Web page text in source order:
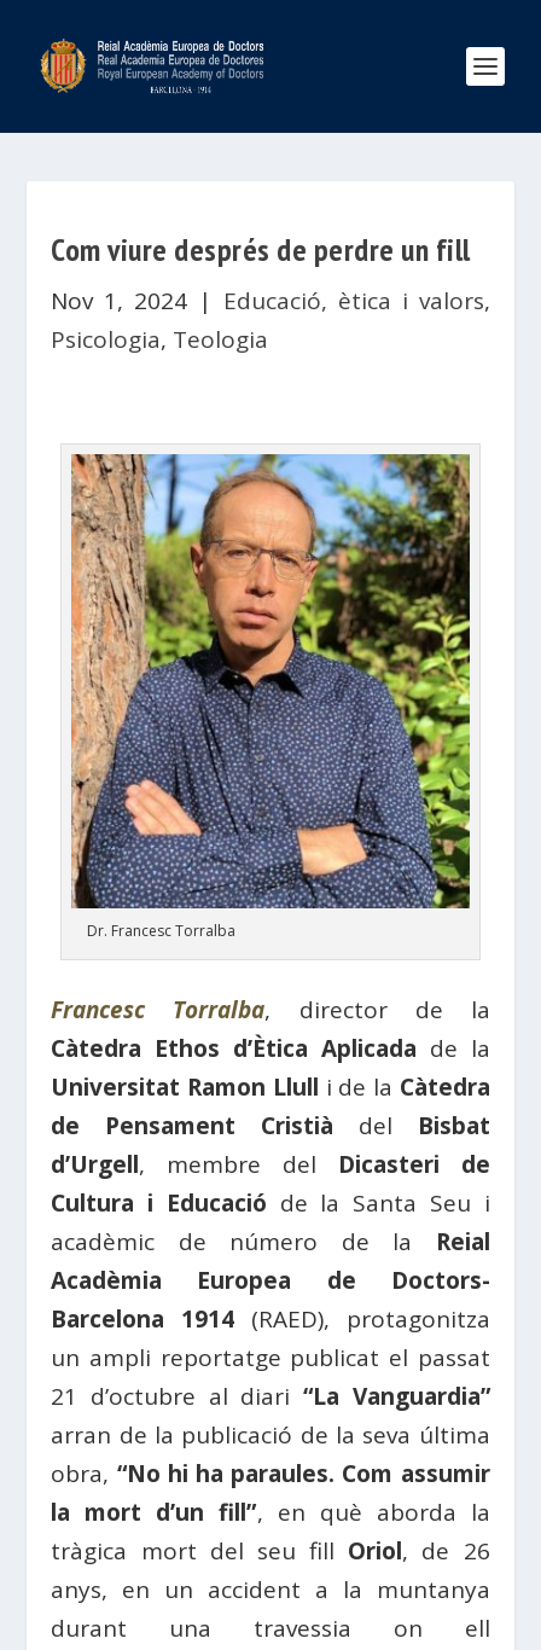
Com viure després de perdre un fill
Nov 1, 2024 | Educació, ètica i valors,
Psicologia, Teologia
Dr. Francesc Torralba
Francesc Torralba, director de la
Càtedra Ethos d’Ètica Aplicada de la
Universitat Ramon Llull i de la Càtedra
de Pensament Cristià del Bisbat
d’Urgell, membre del Dicasteri de
Cultura i Educació de la Santa Seu i
acadèmic de número de la Reial
Acadèmia Europea de Doctors-
Barcelona 1914 (RAED), protagonitza
un ampli reportatge publicat el passat
21 d’octubre al diari “La Vanguardia”
arran de la publicació de la seva última
obra, “No hi ha paraules. Com assumir
la mort d’un fill”, en què aborda la
tràgica mort del seu fill Oriol, de 26
anys, en un accident a la muntanya
durant una travessia on ell